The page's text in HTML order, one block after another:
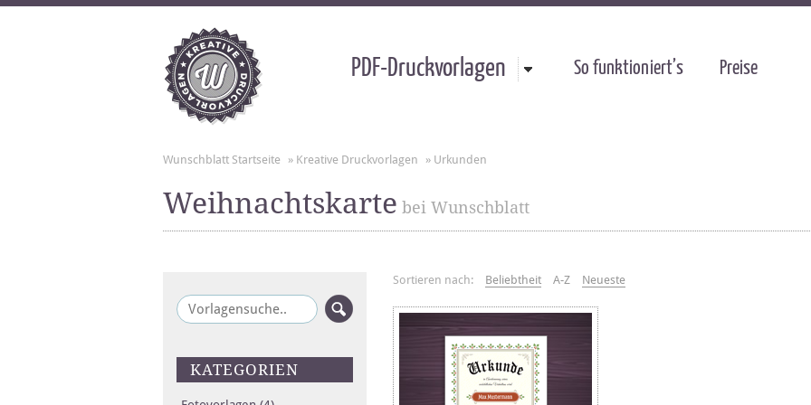
PDF-Druckvorlagen So funktioniert’s Preise
Wunschblatt Startseite » Kreative Druckvorlagen » Urkunden
Weihnachtskarte bei Wunschblatt
KATEGORIEN
Sortieren nach: Beliebtheit A-Z Neueste